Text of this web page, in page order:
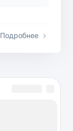
Подробнее